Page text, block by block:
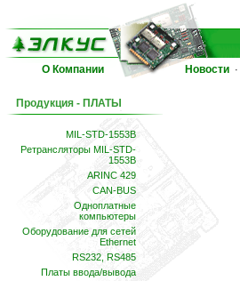
О Компании Новости ·
Продукция - ПЛАТЫ
MIL-STD-1553B
Ретрансляторы MIL-STD-
1553B
ARINC 429
CAN-BUS
Одноплатные
компьютеры
Оборудование для сетей
Ethernet
RS232, RS485
Платы ввода/вывода